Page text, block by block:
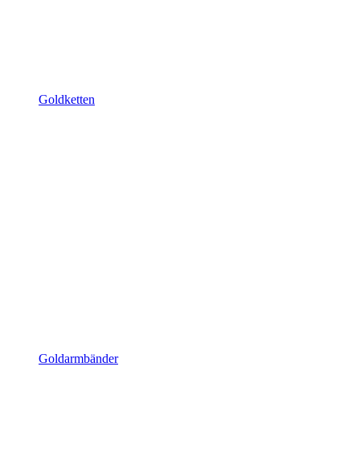
Goldketten
Goldarmbänder